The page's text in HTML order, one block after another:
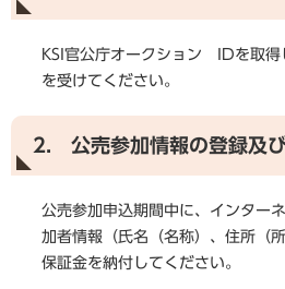
KSI官公庁オークション IDを取得
を受けてください。
2. 公売参加情報の登録及
公売参加申込期間中に、インター
加者情報（氏名（名称）、住所（
保証金を納付してください。